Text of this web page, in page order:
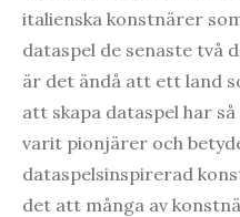
italienska konstnärer
dataspel de senaste två
är det ändå att ett land
att skapa dataspel har
varit pionjärer och
dataspelsinspirerad
det att många av